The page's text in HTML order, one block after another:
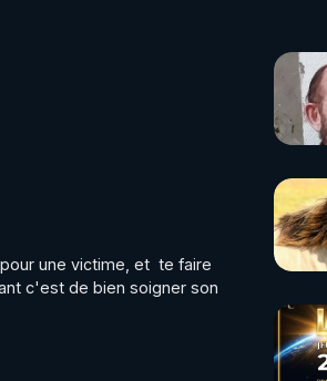
une victime, et  te faire
c'est de bien soigner son